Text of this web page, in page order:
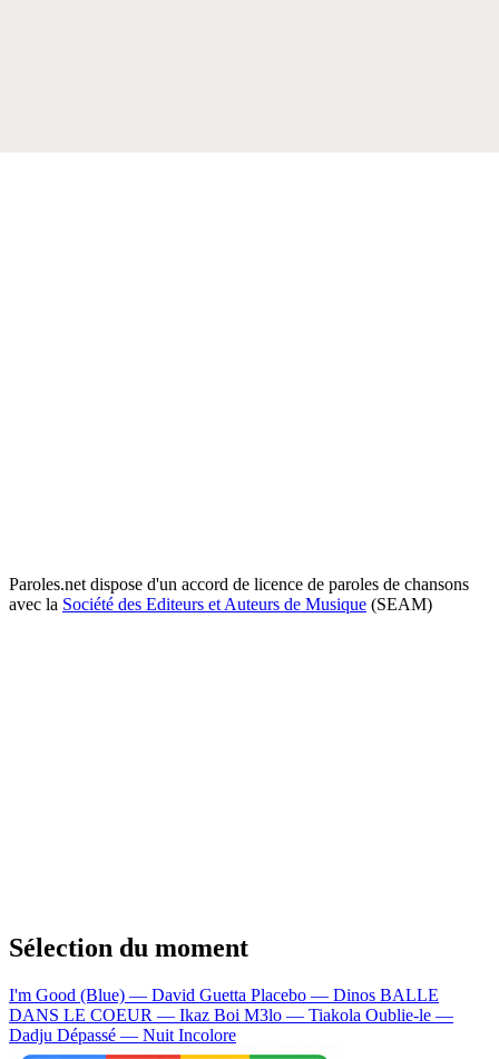
Paroles.net dispose d'un accord de licence de paroles de chansons
avec la Société des Editeurs et Auteurs de Musique (SEAM)
Sélection du moment
I'm Good (Blue) — David Guetta Placebo — Dinos BALLE
DANS LE COEUR — Ikaz Boi M3lo — Tiakola Oublie-le —
Dadju Dépassé — Nuit Incolore